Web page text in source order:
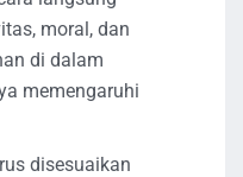
moral, dan
di dalam
memengaruhi
disesuaikan